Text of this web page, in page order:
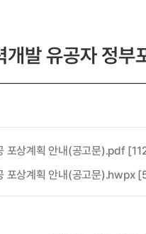
개발 유공자 정
포상계획 안내(공고문).pdf
포상계획 안내(공고문